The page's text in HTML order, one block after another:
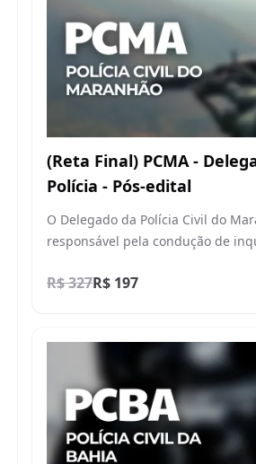
(Reta Final) PCMA -
Polícia - Pós-edital
O Delegado da Polícia Civil do
responsável pela condução de
R$ 327R$ 197